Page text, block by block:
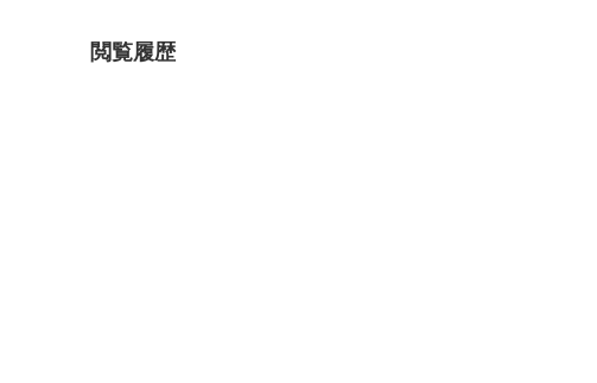
閲覧履歴